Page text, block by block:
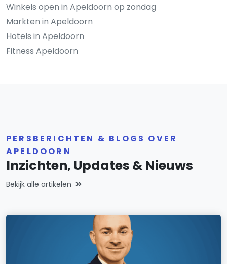
Winkels open in Apeldoorn op zondag
Markten in Apeldoorn
Hotels in Apeldoorn
Fitness Apeldoorn
PERSBERICHTEN & BLOGS OVER
APELDOORN
Inzichten, Updates & Nieuws
Bekijk alle artikelen